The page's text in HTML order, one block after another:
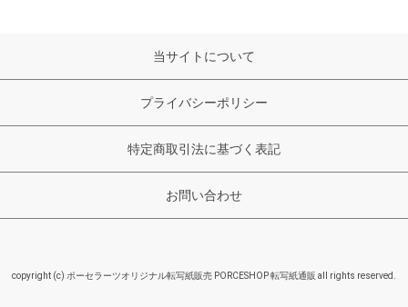
当サイトについて
プライバシーポリシー
特定商取引法に基づく表記
お問い合わせ
copyright (c) ポーセラーツオリジナル転写紙販売 PORCESHOP 転写紙通販 all rights reserved.